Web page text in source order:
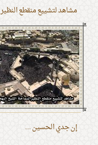
مشاهد لتشييع منقطع النظير
إن جدي الحسين ...